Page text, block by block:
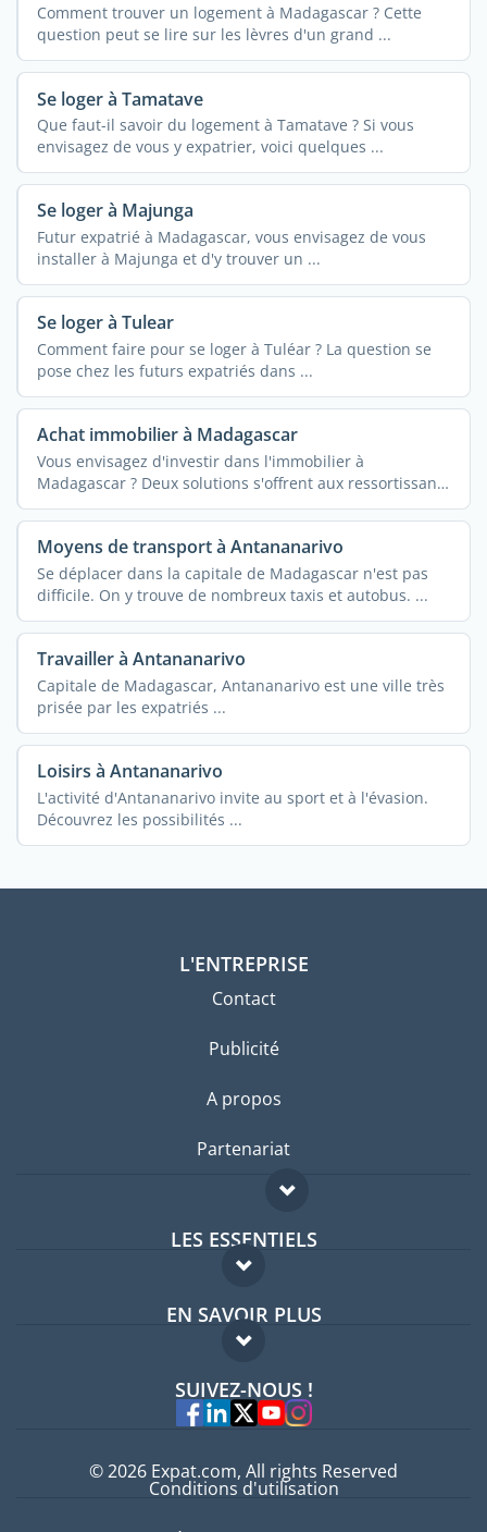
Comment trouver un logement à Madagascar ? Cette
question peut se lire sur les lèvres d'un grand ...
Se loger à Tamatave
Que faut-il savoir du logement à Tamatave ? Si vous
envisagez de vous y expatrier, voici quelques ...
Se loger à Majunga
Futur expatrié à Madagascar, vous envisagez de vous
installer à Majunga et d'y trouver un ...
Se loger à Tulear
Comment faire pour se loger à Tuléar ? La question se
pose chez les futurs expatriés dans ...
Achat immobilier à Madagascar
Vous envisagez d'investir dans l'immobilier à
Madagascar ? Deux solutions s'offrent aux ressortissants
...
Moyens de transport à Antananarivo
Se déplacer dans la capitale de Madagascar n'est pas
difficile. On y trouve de nombreux taxis et autobus. ...
Travailler à Antananarivo
Capitale de Madagascar, Antananarivo est une ville très
prisée par les expatriés ...
Loisirs à Antananarivo
L'activité d'Antananarivo invite au sport et à l'évasion.
Découvrez les possibilités ...
L'ENTREPRISE
Contact
Publicité
A propos
Partenariat
LES ESSENTIELS
Forum expatriés
Guides pays
EN SAVOIR PLUS
FAQ
Experts
SUIVEZ-NOUS !
© 2026 Expat.com, All rights Reserved
Conditions d'utilisation